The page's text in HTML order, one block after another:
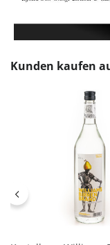
Produktgalerie
Kunden kaufen